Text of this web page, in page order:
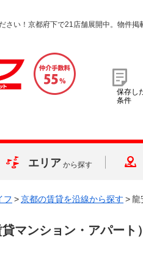
さい！京都府下で21店舗展開中。物件掲
保存し
条件
エリア から探す
フ >京都の賃貸を沿線から探す >龍
マンション・アパート